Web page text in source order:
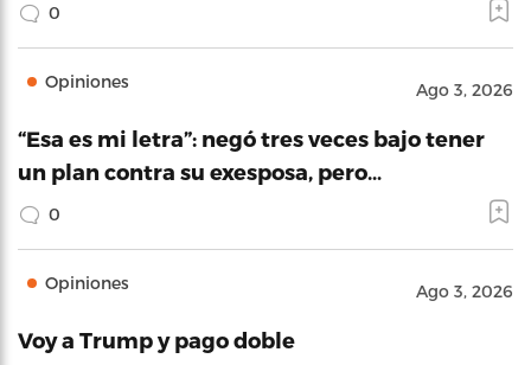
0
Opiniones Ago 3, 2026
“Esa es mi letra”: negó tres veces bajo tener
un plan contra su exesposa, pero…
0
Opiniones Ago 3, 2026
Voy a Trump y pago doble